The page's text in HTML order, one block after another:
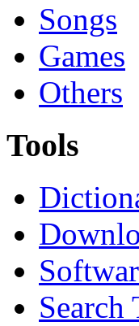
Songs
Games
Others
Tools
Search